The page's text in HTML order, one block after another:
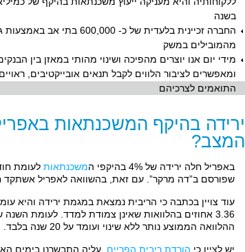
בשנה
החברה זכיינית בלעדית של כ- 600,000
מהמובילים במשק
מידי יום אנו יוצרים מהפיכה ושינוי מהותי במאזן בין
ומאפשרים לציבור הלווים לקבל תנאים אובייקטיבים, ראויים
התואמים לצרכיהם
ירידה בהיקף המשכנתאות
המצב?
באפריל חלה ירידה של 4% בהיקפי ה משכנתאות
שפורסם ב”דה מרקר”. עם זאת, בהשוואה לאפריל אשתקד חלה עלייה של 26%
3.36 אחוזים בהלוואות שאינן צמודת למדד. לעומת
ההלוואה הממוצע נותר ללא שינוי ועומד על 20 שנה בלבד.
יש לציין כי הורדת ריבית הפריים , עליה התבשרנו בימים